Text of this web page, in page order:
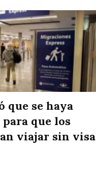
que se haya
que los
viajar sin visa